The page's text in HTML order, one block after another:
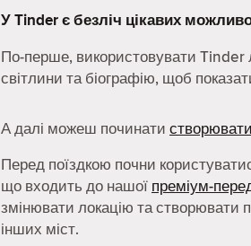
У Tinder є безліч цікавих
По-перше, використовувати Tinder
світлини та біографію, щоб
А далі можеш починати
Перед поїздкою почни
що входить до нашої преміум-
змінювати локацію та створювати
інших міст.